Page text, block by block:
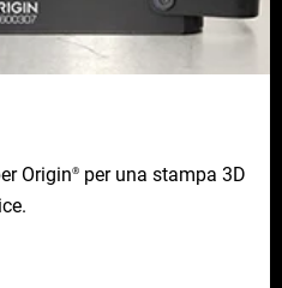
Origin® per una stampa 3D